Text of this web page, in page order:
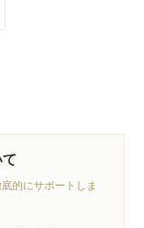
的にサポートしま